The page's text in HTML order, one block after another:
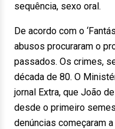
sequência, sexo oral.
De acordo com o
abusos procuraram o
passados. Os crimes,
década de 80. O
jornal Extra, que João
desde o primeiro
denúncias começaram a